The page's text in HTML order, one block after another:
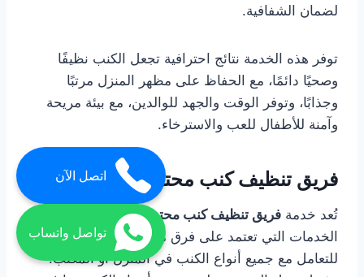
لضمان الشفافية.
توفر هذه الخدمة نتائج احترافية تجعل الكنب نظيفًا
وصحيًا دائمًا، مع الحفاظ على مظهر المنزل مرتبًا
وجذابًا، وتوفر الوقت والجهد للوالدين، مع بيئة مريحة
وآمنة للأطفال للعب والاسترخاء.
فريق تنظيف كنب محترف سيوح
تُعد خدمة فريق تنظيف كنب محترف سيوح
الخدمات التي تعتمد على فرق مدربة ومجهزة بالكامل
للتعامل مع جميع أنواع الكنب في المنزل أو المكتب.
اتصل الآن
تواصل واتساب